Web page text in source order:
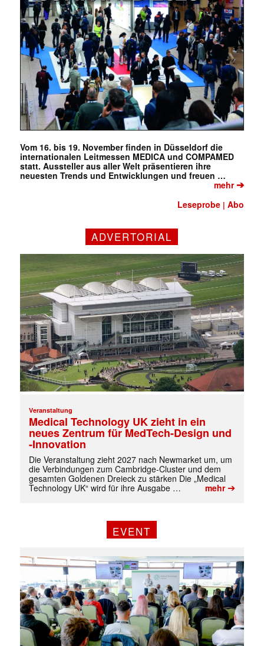
Vom 16. bis 19. November finden in Düsseldorf die
internationalen Leitmessen MEDICA und COMPAMED
statt. Aussteller aus aller Welt präsentieren ihre
neuesten Trends und Entwicklungen und freuen …
mehr➔
Leseprobe |Abo
ADVERTORIAL
Veranstaltung
Medical Technology UK zieht in ein
neues Zentrum für MedTech-Design und
-Innovation
Die Veranstaltung zieht 2027 nach Newmarket um, um
die Verbindungen zum Cambridge-Cluster und dem
gesamten Goldenen Dreieck zu stärken Die „Medical
Technology UK“ wird für ihre Ausgabe …
mehr➔
EVENT